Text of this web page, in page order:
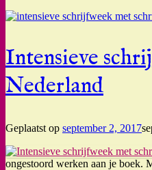
Intensieve
Nederland
Geplaatst op september 2, 2017
ongestoord werken aan je boek.